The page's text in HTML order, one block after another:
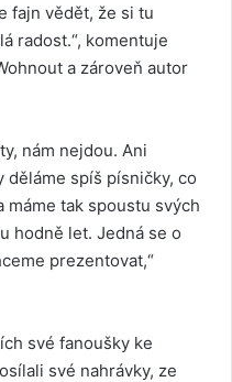
fajn vědět, že si tu
radost.“, komentuje
a zároveň autor
nám nejdou. Ani
děláme spíš písničky, co
máme tak spoustu svých
hodně let. Jedná se o
prezentovat,“
své fanoušky ke
své nahrávky, ze